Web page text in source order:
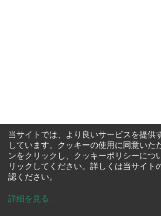
当サイトでは、より良いサービスを提供
しています。クッキーの使用に同意いた
ンをクリックし、クッキーポリシーにつ
リックしてください。詳しくは当サイト
認ください。
詳細を見る ...